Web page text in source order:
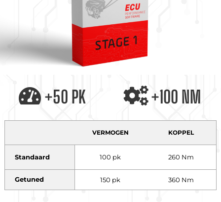
+50 PK +100 NM
VERMOGEN KOPPEL
Standaard 100 pk 260 Nm
Getuned 150 pk 360 Nm